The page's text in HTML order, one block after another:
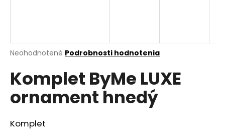
Priemerné
produktu
je
z
hviezdičiek.
Neohodnotené Podrobnosti hodnotenia
Komplet ByMe LUXE
ornament hnedý
Komplet
d
p
o
ú